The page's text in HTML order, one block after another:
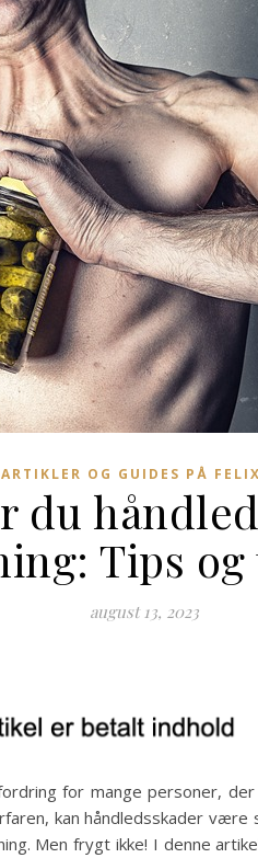
ARTIKLER OG GUIDES PÅ
du
Tips og
august 13, 2023
for mange personer,
kan håndledsskader
Men frygt ikke! I denne